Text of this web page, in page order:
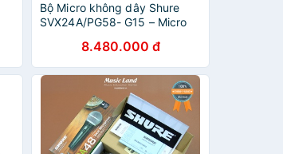
Bộ Micro không dây Shure
SVX24A/PG58- G15 – Micro
phòng trà, karaoke, tiệc cưới
8.480.000 đ